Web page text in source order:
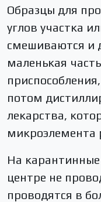
Образцы для
углов участка
смешиваются и
маленькая
потом
лекарства,
микроэлемента
На
центре не
проводятся в